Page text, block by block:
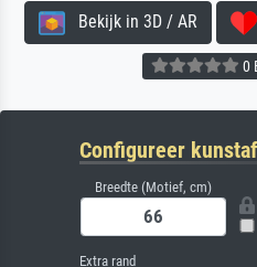
Bekijk in 3D / AR
0
Configureer
Breedte (Motief, cm)
Extra rand